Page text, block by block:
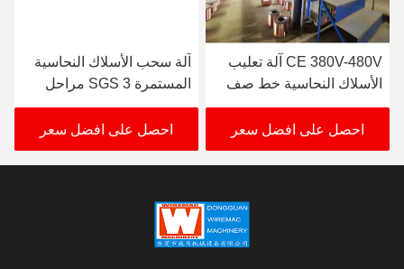
CE 380V-480V آلة تعليب
الأسلاك النحاسية خط صف
واحد مزدوج
احصل على افضل سعر
آلة سحب الأسلاك النحاسية
المستمرة SGS 3 مراحل
عملية ضد التآكل
احصل على افضل سعر